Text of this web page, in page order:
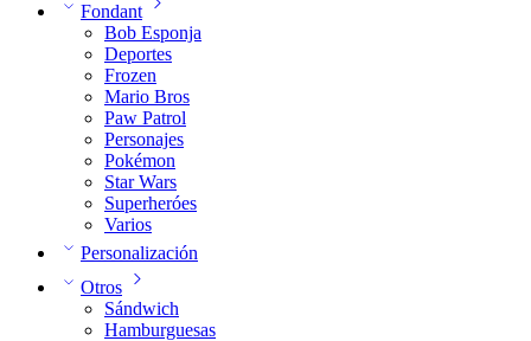
Fondant
Bob Esponja
Deportes
Frozen
Mario Bros
Paw Patrol
Personajes
Pokémon
Star Wars
Superheróes
Varios
Personalización
Otros
Sándwich
Hamburguesas